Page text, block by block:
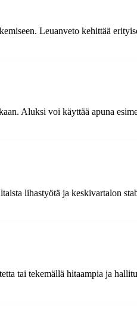
Leuanveto kehittää
Aluksi voi käyttää apuna
lihastyötä ja keskivartalon
tai tekemällä hitaampia ja